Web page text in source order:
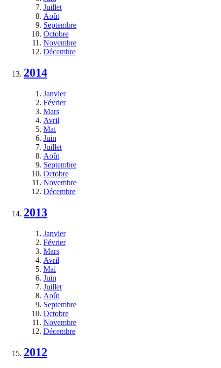
Juillet
Août
Septembre
Octobre
Novembre
Décembre
2014
Janvier
Février
Mars
Avril
Mai
Juin
Juillet
Août
Septembre
Octobre
Novembre
Décembre
2013
Janvier
Février
Mars
Avril
Mai
Juin
Juillet
Août
Septembre
Octobre
Novembre
Décembre
2012